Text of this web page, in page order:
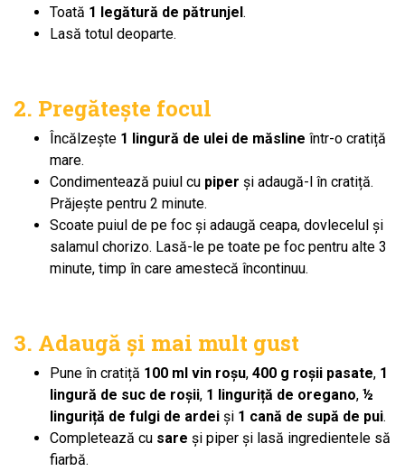
Toată 1 legătură de pătrunjel.
Lasă totul deoparte.
2. Pregătește focul
Încălzește 1 lingură de ulei de măsline într-o cratiță
mare.
Condimentează puiul cu piper și adaugă-l în cratiță.
Prăjește pentru 2 minute.
Scoate puiul de pe foc și adaugă ceapa, dovlecelul și
salamul chorizo. Lasă-le pe toate pe foc pentru alte 3
minute, timp în care amestecă încontinuu.
3. Adaugă și mai mult gust
Pune în cratiță 100 ml vin roșu, 400 g roșii pasate, 1
lingură de suc de roșii, 1 linguriță de oregano, ½
linguriță de fulgi de ardei și 1 cană de supă de pui.
Completează cu sare și piper și lasă ingredientele să
fiarbă.